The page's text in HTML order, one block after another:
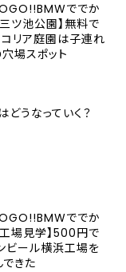
ででか
三ツ池公園】無料で
リア庭園は子連れ
場スポット
うなっていく？
ででか
工場見学】500円で
ビール横浜工場を
きた